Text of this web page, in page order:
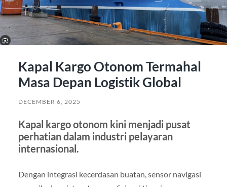
Kapal Kargo Otonom Termahal
Masa Depan Logistik Global
DECEMBER 6, 2025
Kapal kargo otonom kini menjadi pusat
perhatian dalam industri pelayaran
internasional.
Dengan integrasi kecerdasan buatan, sensor navigasi